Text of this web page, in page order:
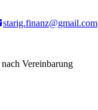
starig.finanz@gmail.com
Vereinbarung